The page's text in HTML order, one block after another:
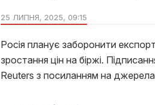
25 ЛИПНЯ, 2025, 09:15
Росія планує заборонити
зростання цін на біржі.
Reuters з посиланням на